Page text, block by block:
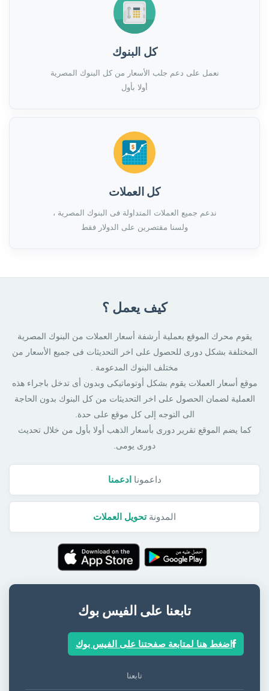
كل البنوك
نعمل على دعم جلب الأسعار من كل البنوك المصرية
أولا بأول
كل العملات
ندعم جميع العملات المتداولة فى البنوك المصرية ،
ولسنا مقتصرين على الدولار فقط
كيف يعمل ؟
يقوم محرك الموقع بعملية أرشفة أسعار العملات من البنوك المصرية
المختلفة بشكل دورى للحصول على اخر التحديثات فى جميع الأسعار من
مختلف البنوك المدعومة .
موقع أسعار العملات يقوم بشكل أوتوماتيكى وبدون أى تدخل باجراء هذه
العملية لضمان الحصول على اخر التحديثات من كل البنوك بدون الحاجة
الى التوجه إلى كل موقع على حدة.
كما يضم الموقع تقرير دورى بأسعار الذهب أولا بأول من خلال تحديث
دورى يومى.
داعمونا ادعمنا
المدونةتحويل العملات
تابعنا على الفيس بوك
اضغط هنا لمتابعة صفحتنا على الفيس بوك
تابعنا